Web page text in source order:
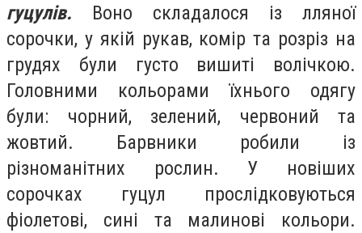
гуцулів. Воно складалося із лляної
сорочки, у якій рукав, комір та розріз на
грудях були густо вишиті волічкою.
Головними кольорами їхнього одягу
були: чорний, зелений, червоний та
жовтий. Барвники робили із
різноманітних рослин. У новіших
сорочках гуцул прослідковуються
фіолетові, сині та малинові кольори.